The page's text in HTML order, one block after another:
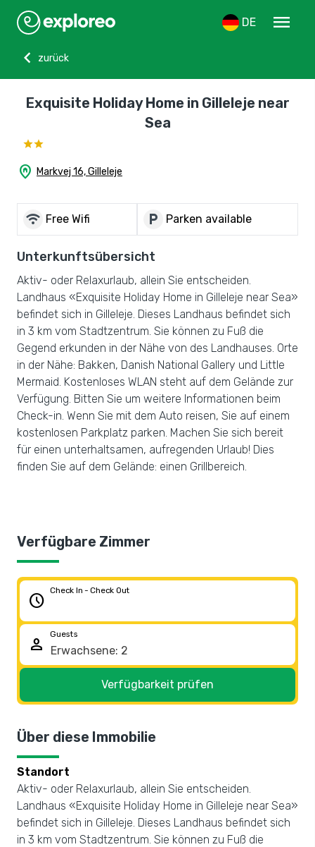
DE
menu
chevron_left
zurück
Exquisite Holiday Home in Gilleleje near
Sea
home_pin Markvej 16, Gilleleje
wifi Free Wifi local_parking Parken available
Unterkunftsübersicht
Aktiv- oder Relaxurlaub, allein Sie entscheiden.
Landhaus «Exquisite Holiday Home in Gilleleje near Sea»
befindet sich in Gilleleje. Dieses Landhaus befindet sich
in 3 km vom Stadtzentrum. Sie können zu Fuß die
Gegend erkunden in der Nähe von des Landhauses. Orte
in der Nähe: Bakken, Danish National Gallery und Little
Mermaid. Kostenloses WLAN steht auf dem Gelände zur
Verfügung. Bitten Sie um weitere Informationen beim
Check-in. Wenn Sie mit dem Auto reisen, Sie auf einem
kostenlosen Parkplatz parken. Machen Sie sich bereit
für einen unterhaltsamen, aufregenden Urlaub! Dies
finden Sie auf dem Gelände: einen Grillbereich.
Verfügbare Zimmer
schedule
Check In - Check Out
person
Guests
Verfügbarkeit prüfen
Über diese Immobilie
Standort
Aktiv- oder Relaxurlaub, allein Sie entscheiden.
Landhaus «Exquisite Holiday Home in Gilleleje near Sea»
befindet sich in Gilleleje. Dieses Landhaus befindet sich
in 3 km vom Stadtzentrum. Sie können zu Fuß die